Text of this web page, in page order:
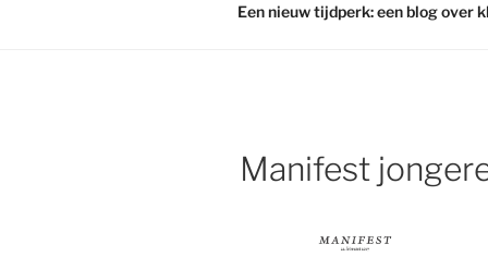
Een nieuw tijdperk: een blog over
Manifest